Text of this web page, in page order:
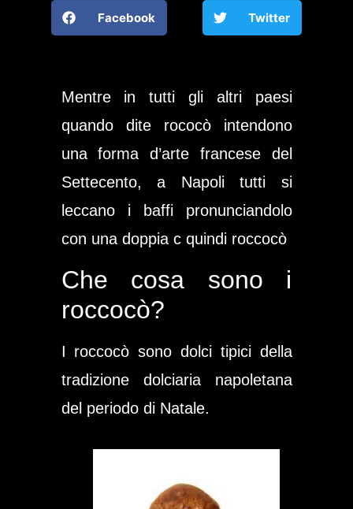
Facebook Twitter
Mentre in tutti gli altri paesi
quando dite rococò intendono
una forma d’arte francese del
Settecento, a Napoli tutti si
leccano i baffi pronunciandolo
con una doppia c quindi roccocò
Che cosa sono i
roccocò?
I roccocò sono dolci tipici della
tradizione dolciaria napoletana
del periodo di Natale.